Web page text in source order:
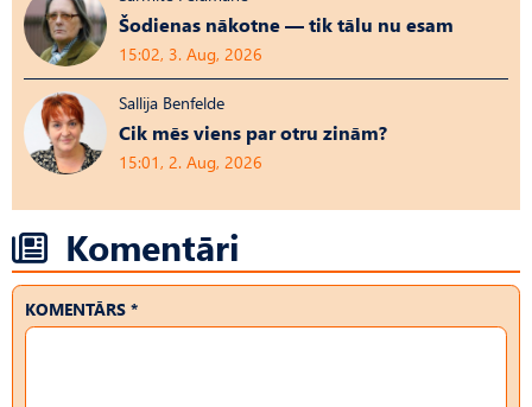
Šodienas nākotne — tik tālu nu esam
15:02, 3. Aug, 2026
Sallija Benfelde
Cik mēs viens par otru zinām?
15:01, 2. Aug, 2026
Komentāri
KOMENTĀRS *